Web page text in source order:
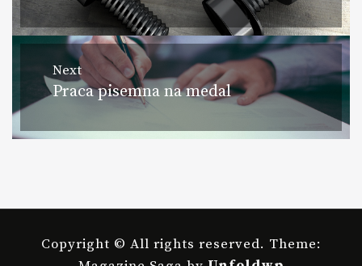
Next
Next
Praca pisemna na medal
Copyright © All rights reserved. Theme: